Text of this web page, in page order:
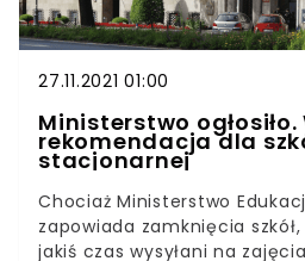
27.11.2021 01:00
Ministerstwo ogłosiło.
rekomendacja dla
stacjonarnej
Chociaż Ministerstwo
zapowiada zamknięcia
jakiś czas wysyłani na